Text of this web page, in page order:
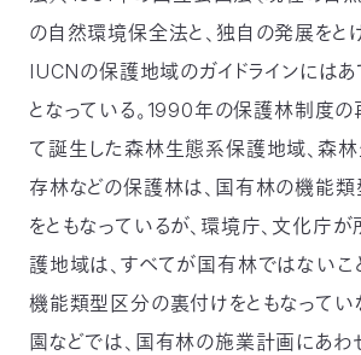
の自然環境保全法と、独自の発展をと
IUCNの保護地域のガイドラインには
となっている。1990年の保護林制度の
て誕生した森林生態系保護地域、森
存林などの保護林は、国有林の機能
をともなっているが、環境庁、文化庁
護地域は、すべてが国有林ではないこ
機能類型区分の裏付けをともなってい
園などでは、国有林の施業計画にあわ